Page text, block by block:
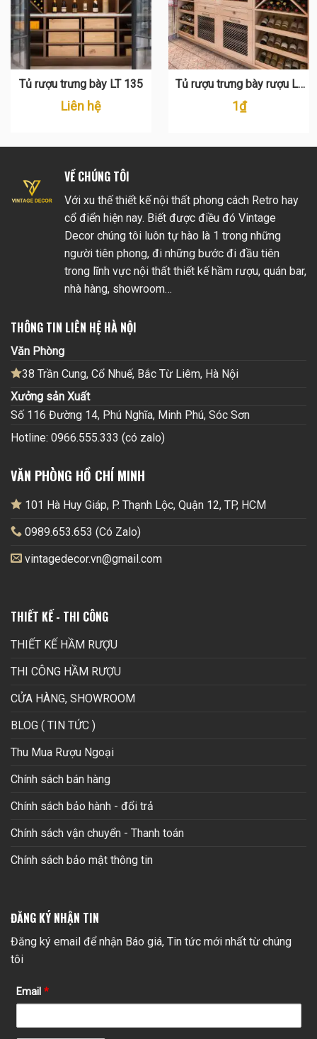
Tủ rượu trưng bày LT 135
Liên hệ
Tủ rượu trưng bày rượu LT
118
1₫
VỀ CHÚNG TÔI
Với xu thế thiết kế nội thất phong cách Retro hay
cổ điển hiện nay. Biết được điều đó Vintage
Decor chúng tôi luôn tự hào là 1 trong những
người tiên phong, đi những bước đi đầu tiên
trong lĩnh vực nội thất thiết kế hầm rượu, quán bar,
nhà hàng, showroom…
THÔNG TIN LIÊN HỆ HÀ NỘI
Văn Phòng
38 Trần Cung, Cổ Nhuế, Bắc Từ Liêm, Hà Nội
Xưởng sản Xuất
Số 116 Đường 14, Phú Nghĩa, Minh Phú, Sóc Sơn
Hotline: 0966.555.333 (có zalo)
VĂN PHÒNG HỒ CHÍ MINH
101 Hà Huy Giáp, P. Thạnh Lộc, Quận 12, TP, HCM
0989.653.653 (Có Zalo)
vintagedecor.vn@gmail.com
THIẾT KẾ - THI CÔNG
THIẾT KẾ HẦM RƯỢU
THI CÔNG HẦM RƯỢU
CỬA HÀNG, SHOWROOM
BLOG ( TIN TỨC )
Thu Mua Rượu Ngoại
Chính sách bán hàng
Chính sách bảo hành - đổi trả
Chính sách vận chuyển - Thanh toán
Chính sách bảo mật thông tin
ĐĂNG KÝ NHẬN TIN
Đăng ký email để nhận Báo giá, Tin tức mới nhất từ chúng
tôi
Email *